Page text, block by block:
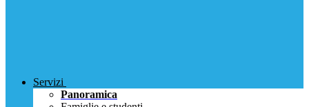
Servizi
Panoramica